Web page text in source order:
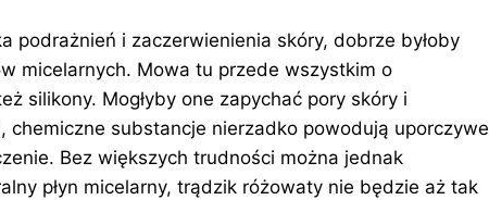
podrażnień i zaczerwienienia skóry, dobrze byłoby
micelarnych. Mowa tu przede wszystkim o
silikony. Mogłyby one zapychać pory skóry i
substancje nierzadko powodują uporczywe
Bez większych trudności można jednak
płyn micelarny, trądzik różowaty nie będzie aż tak